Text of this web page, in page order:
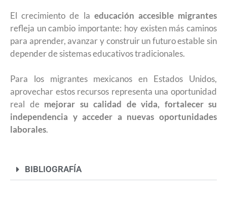
El crecimiento de la educación accesible migrantes
refleja un cambio importante: hoy existen más caminos
para aprender, avanzar y construir un futuro estable sin
depender de sistemas educativos tradicionales.
Para los migrantes mexicanos en Estados Unidos,
aprovechar estos recursos representa una oportunidad
real de mejorar su calidad de vida, fortalecer su
independencia y acceder a nuevas oportunidades
laborales.
BIBLIOGRAFÍA